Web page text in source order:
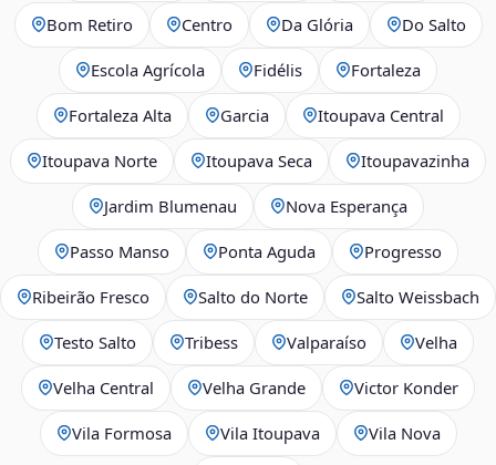
Bom Retiro Centro Da Glória Do Salto
Escola Agrícola Fidélis Fortaleza
Fortaleza Alta Garcia Itoupava Central
Itoupava Norte Itoupava Seca Itoupavazinha
Jardim Blumenau Nova Esperança
Passo Manso Ponta Aguda Progresso
Ribeirão Fresco Salto do Norte Salto Weissbach
Testo Salto Tribess Valparaíso Velha
Velha Central Velha Grande Victor Konder
Vila Formosa Vila Itoupava Vila Nova